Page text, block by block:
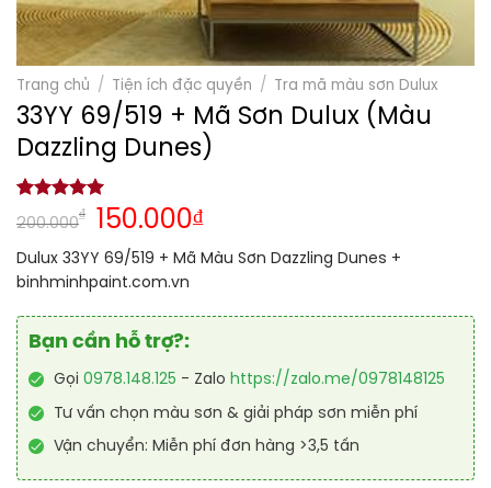
Trang chủ / Tiện ích đặc quyền / Tra mã màu sơn Dulux
33YY 69/519 + Mã Sơn Dulux (Màu
Dazzling Dunes)
5.00 trên 5
dựa trên
1
đánh giá
200.000
₫ 150.000₫
Dulux 33YY 69/519 + Mã Màu Sơn Dazzling Dunes +
binhminhpaint.com.vn
Bạn cần hỗ trợ?:
Gọi 0978.148.125 - Zalo https://zalo.me/0978148125
Tư vấn chọn màu sơn & giải pháp sơn miễn phí
Vận chuyển: Miễn phí đơn hàng >3,5 tấn